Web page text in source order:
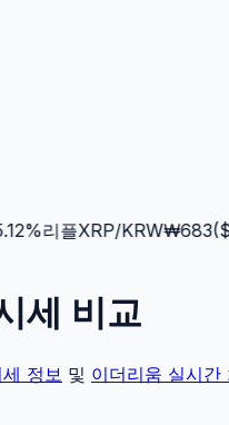
%리플XRP/KRW₩683($
세 비교
정보 및 이더리움 실시간